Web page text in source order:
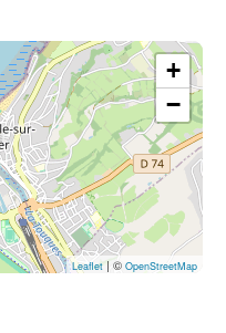
de la disparition
+
−
Leaflet | © OpenStreetMap